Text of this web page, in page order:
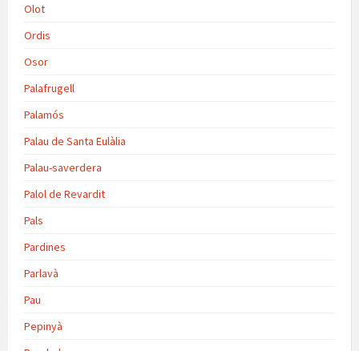
Olot
Ordis
Osor
Palafrugell
Palamós
Palau de Santa Eulàlia
Palau-saverdera
Palol de Revardit
Pals
Pardines
Parlavà
Pau
Pepinyà